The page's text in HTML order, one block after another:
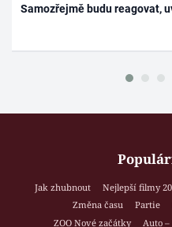
Samozřejmě budu reagovat,
Jak zhubnout Nejlepší filmy
Změna času
Partie
ZOO Nové začátky
Auto